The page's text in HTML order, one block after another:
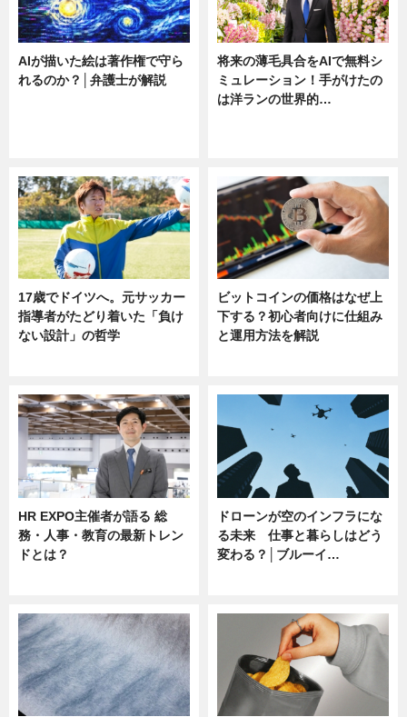
AIが描いた絵は著作権で守ら
れるのか？│弁護士が解説
将来の薄毛具合をAIで無料シ
ミュレーション！手がけたの
は洋ランの世界的…
17歳でドイツへ。元サッカー
指導者がたどり着いた「負け
ない設計」の哲学
ビットコインの価格はなぜ上
下する？初心者向けに仕組み
と運用方法を解説
HR EXPO主催者が語る 総
務・人事・教育の最新トレン
ドとは？
ドローンが空のインフラにな
る未来 仕事と暮らしはどう
変わる？│ブルーイ…